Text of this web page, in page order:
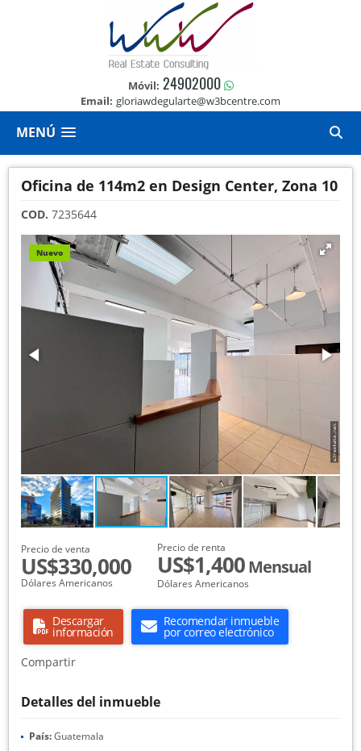
Móvil: 24902000
Email: gloriawdegularte@w3bcentre.com
MENÚ
Oficina de 114m2 en Design Center, Zona 10
COD. 7235644
Nuevo
Precio de venta
US$330,000
Dólares Americanos
Precio de renta
US$1,400Mensual
Dólares Americanos
Descargar
información
Recomendar inmueble
por correo electrónico
Compartir
Detalles del inmueble
País:Guatemala